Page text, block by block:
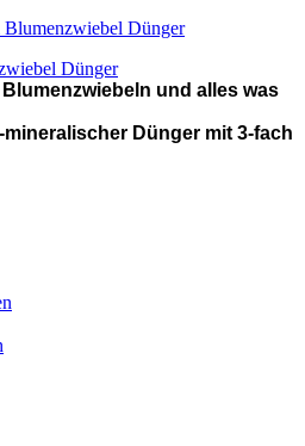
Dünger
und alles was
Dünger mit 3-fach